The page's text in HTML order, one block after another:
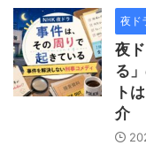
なる ...
夜ド
夜
る
ト
介